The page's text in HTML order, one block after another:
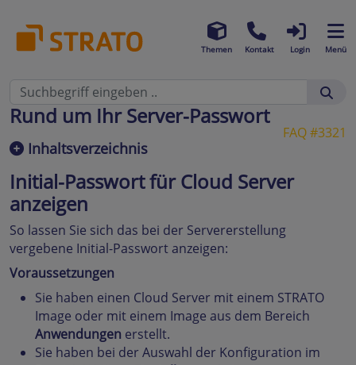
Themen Kontakt Login Menü
FAQ #3321
Rund um Ihr Server-Passwort
Inhaltsverzeichnis
Initial-Passwort für Cloud Server
anzeigen
So lassen Sie sich das bei der Servererstellung
vergebene Initial-Passwort anzeigen:
Voraussetzungen
Sie haben einen Cloud Server mit einem STRATO
Image oder mit einem Image aus dem Bereich
Anwendungen erstellt.
Sie haben bei der Auswahl der Konfiguration im